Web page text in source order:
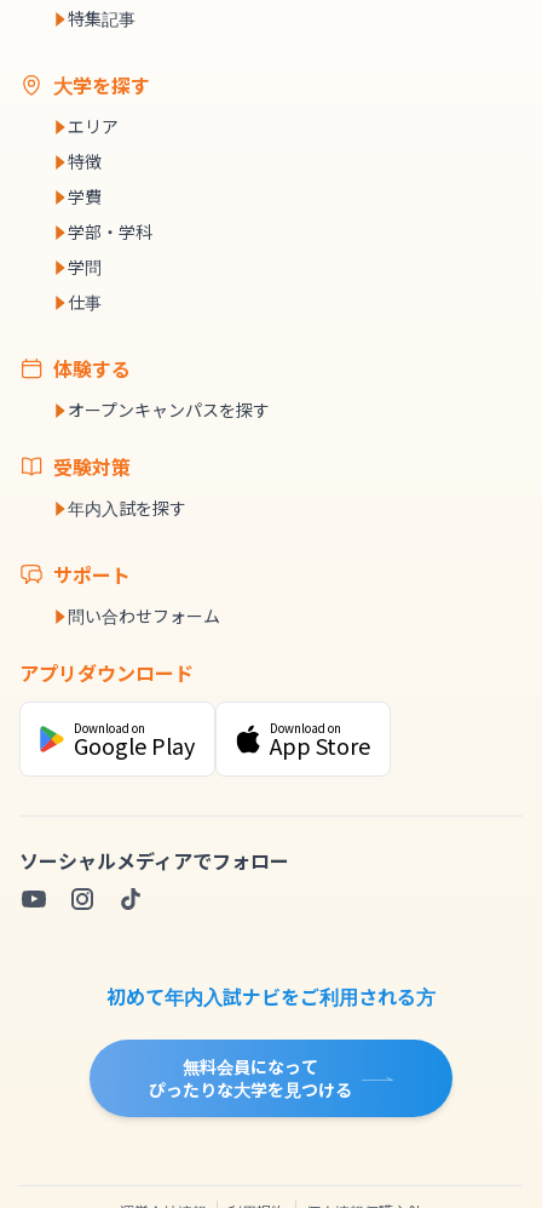
特集記事
大学を探す
エリア
特徴
学費
学部・学科
学問
仕事
体験する
オープンキャンパスを探す
受験対策
年内入試を探す
サポート
問い合わせフォーム
アプリダウンロード
Download on
Google Play
Download on
App Store
ソーシャルメディアでフォロー
初めて年内入試ナビをご利用される方
無料会員になって
ぴったりな大学を見つける